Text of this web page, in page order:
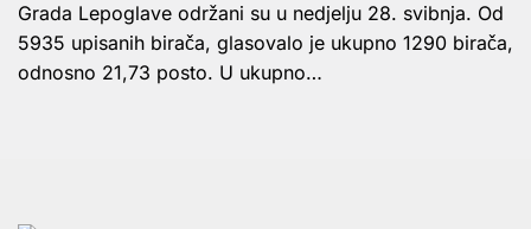
Grada Lepoglave održani su u nedjelju 28. svibnja. Od
5935 upisanih birača, glasovalo je ukupno 1290 birača,
odnosno 21,73 posto. U ukupno…